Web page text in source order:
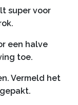
super voor
een halve
toe.
Vermeld het